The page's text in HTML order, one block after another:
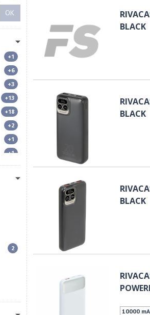
OK
+1
+6
+3
+13
+18
+2
+1
+1
+3
+1
6
2
BLACK
BLACK
BLACK
10000